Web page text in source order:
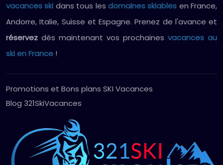
vacances ski dans tous les domaines skiables en France,
Andorre, Italie, Suisse et Espagne. Prenez de l'avance et
réservez dès maintenant vos prochaines vacances au
ski en France !
Promotions et Bons plans SKI Vacances
Blog 321SkiVacances